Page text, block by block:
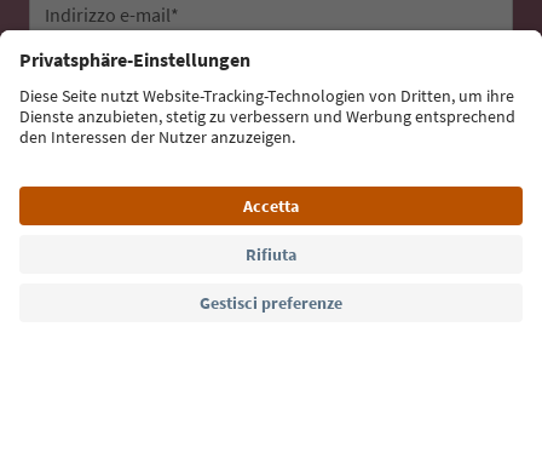
Indirizzo e-mail*
Iscriviti alla newsletter